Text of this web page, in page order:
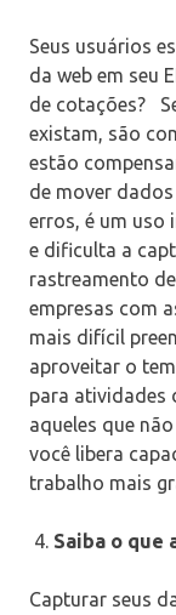
Seus usuários
da web em seu
de cotações?
existam, são
estão
de mover dados
erros, é um uso
e dificulta a
rastreamento
empresas com
mais difícil
aproveitar o
para atividades
aqueles que
você libera
trabalho mais
Saiba o que
Capturar seus